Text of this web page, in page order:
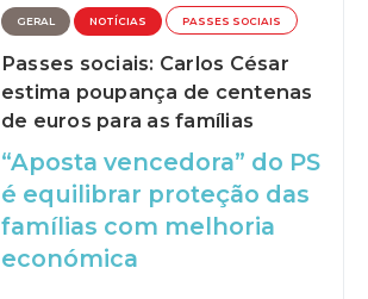
GERAL NOTÍCIAS PASSES SOCIAIS
Passes sociais: Carlos César
estima poupança de centenas
de euros para as famílias
“Aposta vencedora” do PS
é equilibrar proteção das
famílias com melhoria
económica